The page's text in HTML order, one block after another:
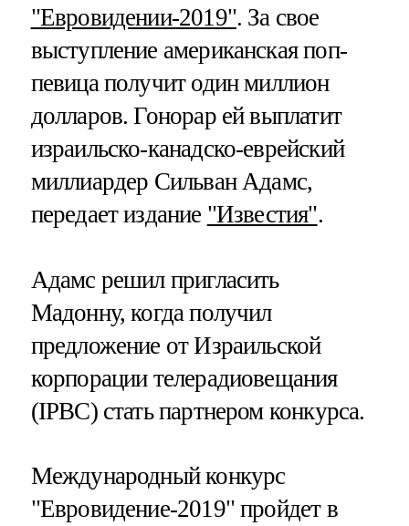
"Евровидении-2019". За свое
выступление американская поп-
певица получит один миллион
долларов. Гонорар ей выплатит
израильско-канадско-еврейский
миллиардер Сильван Адамс,
передает издание "Известия".
Адамс решил пригласить
Мадонну, когда получил
предложение от Израильской
корпорации телерадиовещания
(IPBC) стать партнером конкурса.
Международный конкурс
"Евровидение-2019" пройдет в